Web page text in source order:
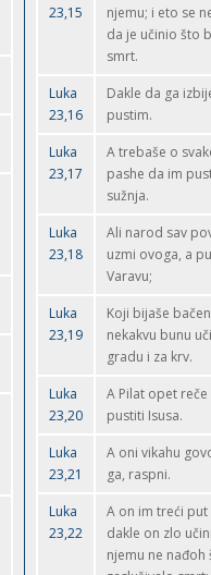
23,15
njemu; i eto se
da je učinio što
smrt.
Luka
23,16
Dakle da ga
pustim.
Luka
23,17
A trebaše o
pashe da im
sužnja.
Luka
23,18
Ali narod sav
uzmi ovoga, a
Varavu;
Luka
23,19
Koji bijaše
nekakvu bunu
gradu i za krv.
Luka
23,20
A Pilat opet
pustiti Isusa.
Luka
23,21
A oni vikahu
ga, raspni.
Luka
23,22
A on im treći put
dakle on zlo
njemu ne nađoh